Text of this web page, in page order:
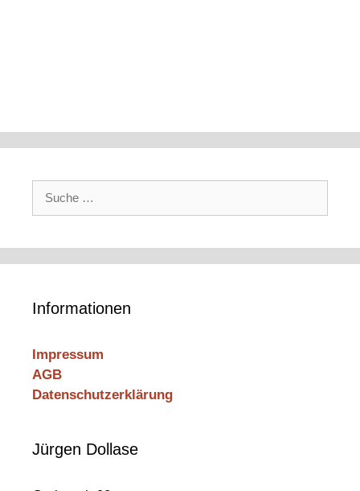
Suche
Informationen
Impressum
AGB
Datenschutzerklärung
Jürgen Dollase